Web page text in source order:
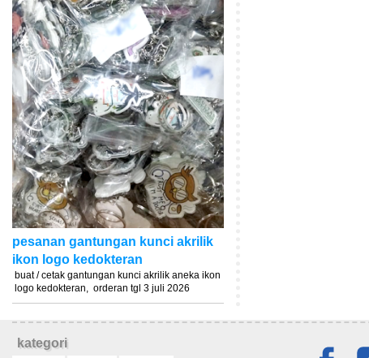
pesanan gantungan kunci akrilik
ikon logo kedokteran
buat / cetak gantungan kunci akrilik aneka ikon
logo kedokteran, orderan tgl 3 juli 2026
kategori